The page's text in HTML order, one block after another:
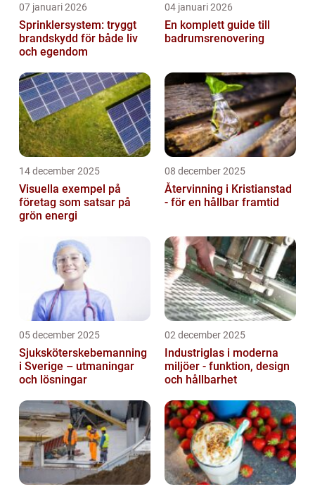
07 januari 2026
Sprinklersystem: tryggt
brandskydd för både liv
och egendom
04 januari 2026
En komplett guide till
badrumsrenovering
14 december 2025
Visuella exempel på
företag som satsar på
grön energi
08 december 2025
Återvinning i Kristianstad
- för en hållbar framtid
05 december 2025
Sjuksköterskebemanning
i Sverige – utmaningar
och lösningar
02 december 2025
Industriglas i moderna
miljöer - funktion, design
och hållbarhet